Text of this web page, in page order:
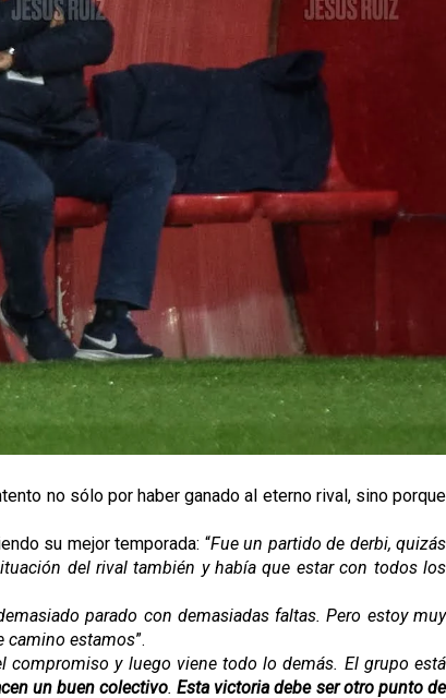
no sólo por haber ganado al eterno rival, sino porque
su mejor temporada: “Fue un partido de derbi, quizás
del rival también y había que estar con todos los
parado con demasiadas faltas. Pero estoy muy
camino estamos”.
compromiso y luego viene todo lo demás. El grupo está
un buen colectivo.Esta victoria debe ser otro punto de